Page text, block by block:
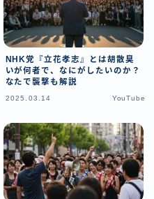
NHK党『立花孝志』とは胡散臭
いが何者で、なにがしたいのか？
なたで襲撃も解説
2025.03.14 YouTube